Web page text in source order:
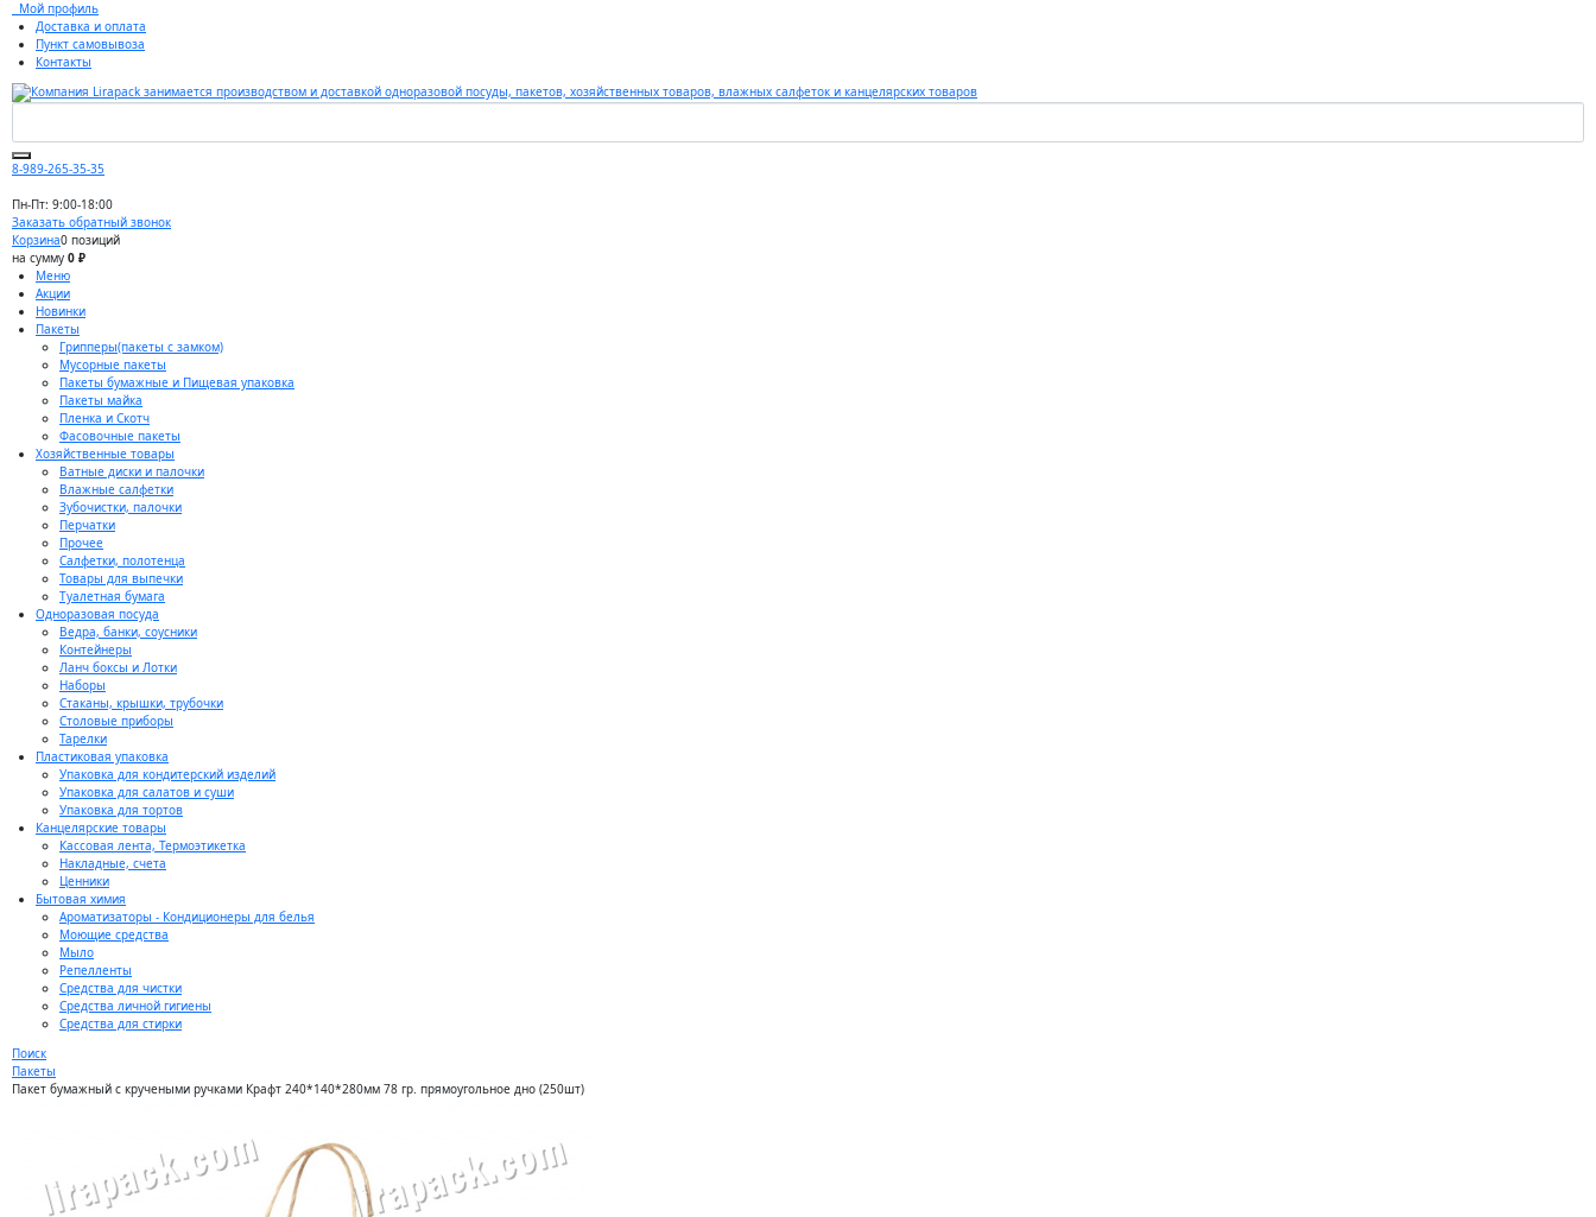
Мой профиль
Доставка и оплата
Пункт самовывоза
Контакты
8-989-265-35-35
Пн-Пт: 9:00-18:00
Заказать обратный звонок
Корзина0 позиций
на сумму 0 ₽
Меню
Акции
Новинки
Пакеты
Грипперы(пакеты с замком)
Мусорные пакеты
Пакеты бумажные и Пищевая упаковка
Пакеты майка
Пленка и Скотч
Фасовочные пакеты
Хозяйственные товары
Ватные диски и палочки
Влажные салфетки
Зубочистки, палочки
Перчатки
Прочее
Салфетки, полотенца
Товары для выпечки
Туалетная бумага
Одноразовая посуда
Ведра, банки, соусники
Контейнеры
Ланч боксы и Лотки
Наборы
Стаканы, крышки, трубочки
Столовые приборы
Тарелки
Пластиковая упаковка
Упаковка для кондитерский изделий
Упаковка для салатов и суши
Упаковка для тортов
Канцелярские товары
Кассовая лента, Термоэтикетка
Накладные, счета
Ценники
Бытовая химия
Ароматизаторы - Кондиционеры для белья
Моющие средства
Мыло
Репелленты
Средства для чистки
Средства личной гигиены
Средства для стирки
Поиск
Пакеты
Пакет бумажный с кручеными ручками Крафт 240*140*280мм 78 гр. прямоугольное дно (250шт)